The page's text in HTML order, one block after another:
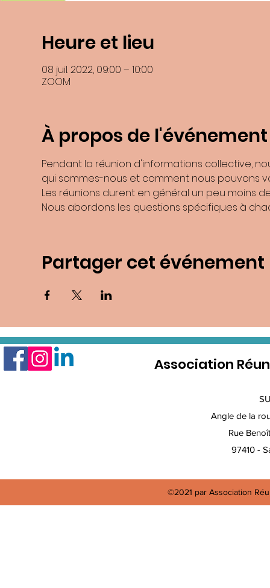
En soumettant ce formulaire, j’accepte que les informations saisies
recontacter, et
Les données collectées seront
Les données
Vous pouvez accéder aux données vous concernant, les rectifier,
Consultez le sitecnil.fr
Heure et lieu
08 juil. 2022, 09:00 – 10:00
ZOOM
À propos de l'événement
Pendant la réunion d'informations collective,
qui sommes-nous et comment nous pouvons
Les réunions durent en général un peu moins
Nous abordons les questions spécifiques à
Partager cet événement
Association
Angle de la
Rue
97410 -
©2021 par Association